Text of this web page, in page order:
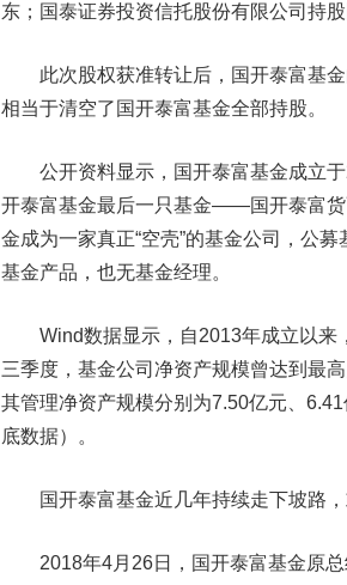
东；国泰证券投资信托股份有限公司持
此次股权获准转让后，国开泰富基金
相当于清空了国开泰富基金全部持股。
公开资料显示，国开泰富基金成立于
开泰富基金最后一只基金——国开泰富货
金成为一家真正“空壳”的基金公司，公
基金产品，也无基金经理。
Wind数据显示，自2013年成立以来
三季度，基金公司净资产规模曾达到最
其管理净资产规模分别为7.50亿元、
底数据）。
国开泰富基金近几年持续走下坡路，
2018年4月26日，国开泰富基金原总